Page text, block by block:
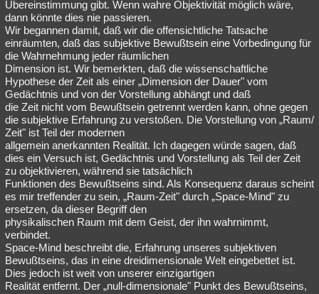
Übereinstimmung gibt. Wenn wahre Objektivität möglich wäre,
dann könnte dies nie passieren.
Wir begannen damit, daß wir die offensichtliche Tatsache
einräumten, daß das subjektive Bewußtsein eine Vorbedingung für
die Wahrnehmung jeder räumlichen
Dimension ist. Wir bemerkten, daß die wissenschaftliche
Hypothese der Zeit als einer „Dimension der Dauer" vom
Gedächtnis und von der Vorstellung abhängt und daß
die Zeit nicht vom Bewußtsein getrennt werden kann, ohne gegen
die subjektive Erfahrung zu verstoßen. Die Vorstellung von „Raum/
Zeit" ist Teil der modernen
allgemein anerkannten Realität. Ich dagegen würde sagen, daß
dies ein Versuch ist, Gedächtnis und Vorstellung als Teil der Zeit
zu objektivieren, während sie tatsächlich
Funktionen des Bewußtseins sind. Als Konsequenz daraus scheint
es mir treffender zu sein, „Raum-Zeit" durch „Space-Mind" zu
ersetzen, da dieser Begriff den
physikalischen Raum mit dem Geist, der ihn wahrnimmt,
verbindet.
Space-Mind beschreibt die, Erfahrung unseres subjektiven
Bewußtseins, das in eine dreidimensionale Welt eingebettet ist.
Dies jedoch ist weit von unserer einzigartigen
Realität entfernt. Der „null-dimensionale" Punkt des Bewußtseins,